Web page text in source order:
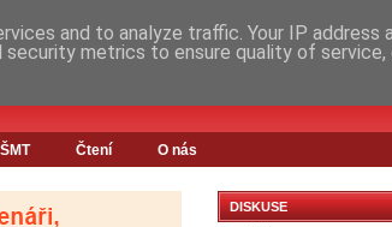
Čtení O nás
DISKUSE
and to analyze traffic. Your IP address
metrics to ensure quality of service,